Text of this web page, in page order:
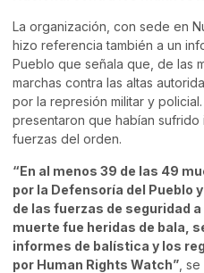
La organización, con sede en
hizo referencia también a un
Pueblo que señala que, de las
marchas contra las altas
por la represión militar y
presentaron que habían sufrido
fuerzas del orden.
“En al menos 39 de las 49
por la Defensoría del Pueblo
de las fuerzas de seguridad
muerte fue heridas de bala,
informes de balística y los
por Human Rights Watch” ,